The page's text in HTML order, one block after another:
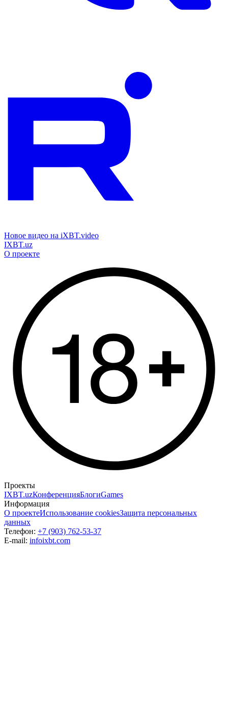
Новое видео на iXBT.video
IXBT.uz
О проекте
Проекты
IXBT.uzКонференцияБлогиGames
Информация
О проектеИспользование cookiesЗащита персональных
данных
Телефон: +7 (903) 762-53-37
E-mail: infoixbt.com